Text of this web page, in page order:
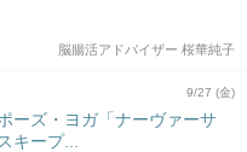
脳腸活アドバイザー 桜華純子
9/27 (金)
ーズ・ヨガ「ナーヴァーサ
キープ...